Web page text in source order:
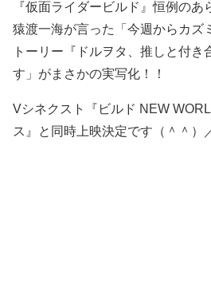
『仮面ライダービルド』恒例の
猿渡一海が言った「今週からカズ
トーリー『ドルヲタ、推しと付き
す」がまさかの実写化！！
Vシネクスト『ビルド NEW
ス』と同時上映決定です（＾＾）